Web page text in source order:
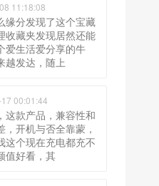
11:18:08
缘分发现了这个宝藏
收藏夹发现居然还能
爱生活爱分享的牛
越发达，随上
00:01:44
这款产品，兼容性和
开机与否全靠蒙，
这个现在充电都充不
值好看，其